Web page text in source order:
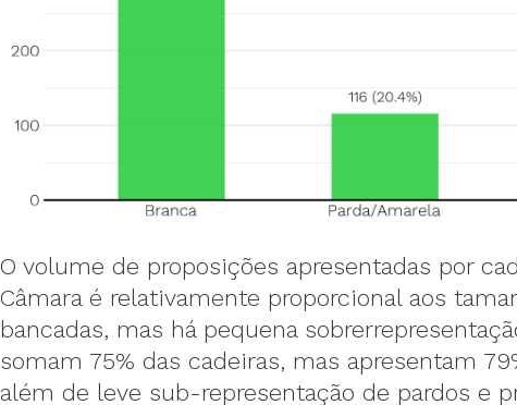
O volume de proposições apresentadas por
Câmara é relativamente proporcional aos
bancadas, mas há pequena
somam 75% das cadeiras, mas apresentam
além de leve sub-representação de pardos e